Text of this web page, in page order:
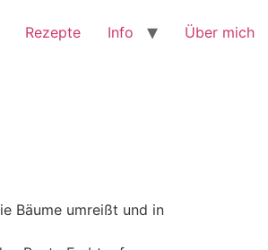
Rezepte Info Über mich
Bäume umreißt und in